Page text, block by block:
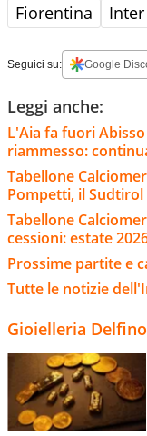
Fiorentina Inter
Seguici su: Google
Leggi anche:
L'Aia fa fuori
riammesso:
Tabellone
Pompetti, il
Tabellone
cessioni: estate
Prossime partite e
Tutte le notizie
Gioielleria Delfino